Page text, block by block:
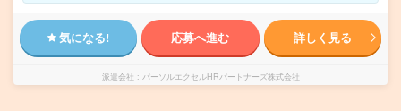
気になる! 応募へ進む 詳しく見る
派遣会社 パーソルエクセルHRパートナーズ株式会社